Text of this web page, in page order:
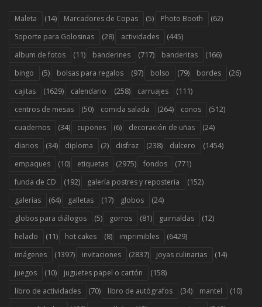
Maleta (14) Marcadores de Copas (5) Photo Booth (62)
Soporte para Golosinas (28) actividades (445)
album de fotos (11) banderines (717) banderitas (166)
bingo (5) bolsas para regalos (97) bolso (79) bordes (26)
cajitas (1629) calendario (258) carruajes (111)
centros de mesas (50) comida salada (264) conos (512)
cuadernos (34) cupones (6) decoración de uñas (24)
diarios (34) diploma (2) disfraz (238) dulcero (1454)
empaques (10) etiquetas (2975) fondos (771)
funda de CD (192) galería postres y reposteria (152)
galerías (64) galletas (17) globos (24)
globos para diálogos (5) gorros (81) guirnaldas (12)
helado (11) hot cakes (8) imprimibles (6429)
imágenes (1397) invitaciones (2837) joyas culinarias (14)
juegos (10) juguetes papel o cartón (158)
libro de actividades (70) libro de autógrafos (34) mantel (10)